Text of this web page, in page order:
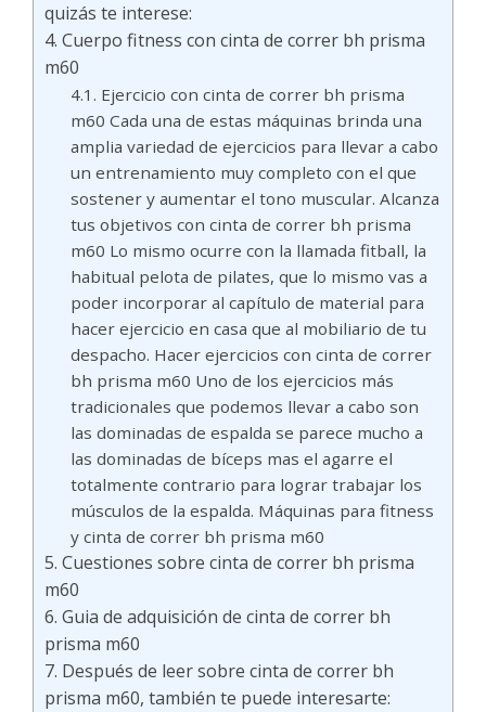
quizás te interese:
Cuerpo fitness con cinta de correr bh prisma
m60
Ejercicio con cinta de correr bh prisma
m60 Cada una de estas máquinas brinda una
amplia variedad de ejercicios para llevar a cabo
un entrenamiento muy completo con el que
sostener y aumentar el tono muscular. Alcanza
tus objetivos con cinta de correr bh prisma
m60 Lo mismo ocurre con la llamada fitball, la
habitual pelota de pilates, que lo mismo vas a
poder incorporar al capítulo de material para
hacer ejercicio en casa que al mobiliario de tu
despacho. Hacer ejercicios con cinta de correr
bh prisma m60 Uno de los ejercicios más
tradicionales que podemos llevar a cabo son
las dominadas de espalda se parece mucho a
las dominadas de bíceps mas el agarre el
totalmente contrario para lograr trabajar los
músculos de la espalda. Máquinas para fitness
y cinta de correr bh prisma m60
Cuestiones sobre cinta de correr bh prisma
m60
Guia de adquisición de cinta de correr bh
prisma m60
Después de leer sobre cinta de correr bh
prisma m60, también te puede interesarte: